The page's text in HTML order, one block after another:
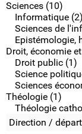
Sciences (10)
Informatique (2)
Sciences de
Epistémologie,
Droit, économie
Droit public (1)
Science
Sciences
Théologie (1)
Théologie
Direction /